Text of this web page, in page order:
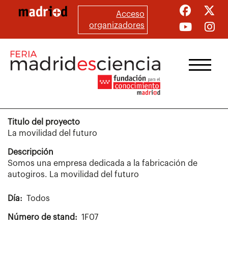
principal
Acceso
organizadores
Titulo del proyecto
La movilidad del futuro
Descripción
Somos una empresa dedicada a la fabricación de
autogiros. La movilidad del futuro
Día Todos
Número de stand 1F07